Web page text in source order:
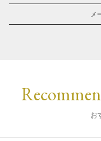
メ
お